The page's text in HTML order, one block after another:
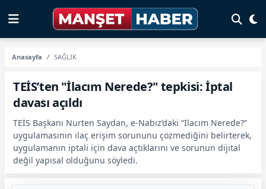
Anasayfa SAĞLIK
TEİS’ten "İlacım Nerede?" tepkisi: İptal
davası açıldı
TEİS Başkanı Nurten Saydan, e-Nabız’daki “İlacım Nerede?”
uygulamasının ilaç erişim sorununu çözmediğini belirterek,
uygulamanın iptali için dava açtıklarını ve sorunun dijital
değil yapısal olduğunu söyledi.